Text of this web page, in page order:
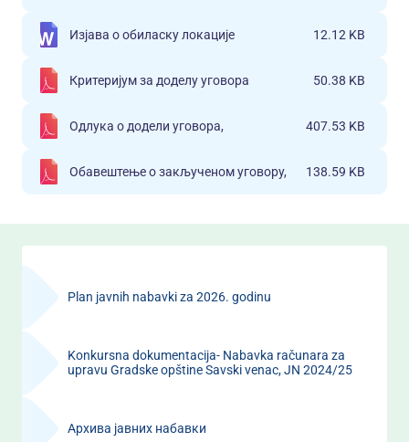
Изјава о обиласку локације 12.12 KB
Критеријум за доделу уговора 50.38 KB
Одлука о додели уговора, 407.53 KB
Обавештење о закљученом уговору, 138.59 KB
Plan javnih nabavki za 2026. godinu
Konkursna dokumentacija- Nabavka računara za
upravu Gradske opštine Savski venac, JN 2024/25
Архива јавних набавки